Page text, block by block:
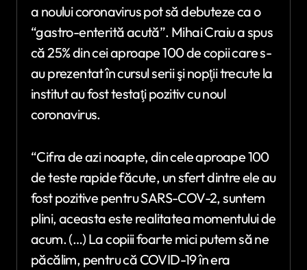
a noului coronavirus pot să debuteze ca o
“gastro-enterită acută”. Mihai Craiu a spus
că 25% din cei aproape 100 de copii care s-
au prezentat în cursul serii şi nopţii trecute la
institut au fost testaţi pozitiv cu noul
coronavirus.
“Cifra de azi noapte, din cele aproape 100
de teste rapide făcute, un sfert dintre ele au
fost pozitive pentru SARS-COV-2, suntem
plini, aceasta este realitatea momentului de
acum. (…) La copiii foarte mici putem să ne
păcălim, pentru că COVID-19 în era